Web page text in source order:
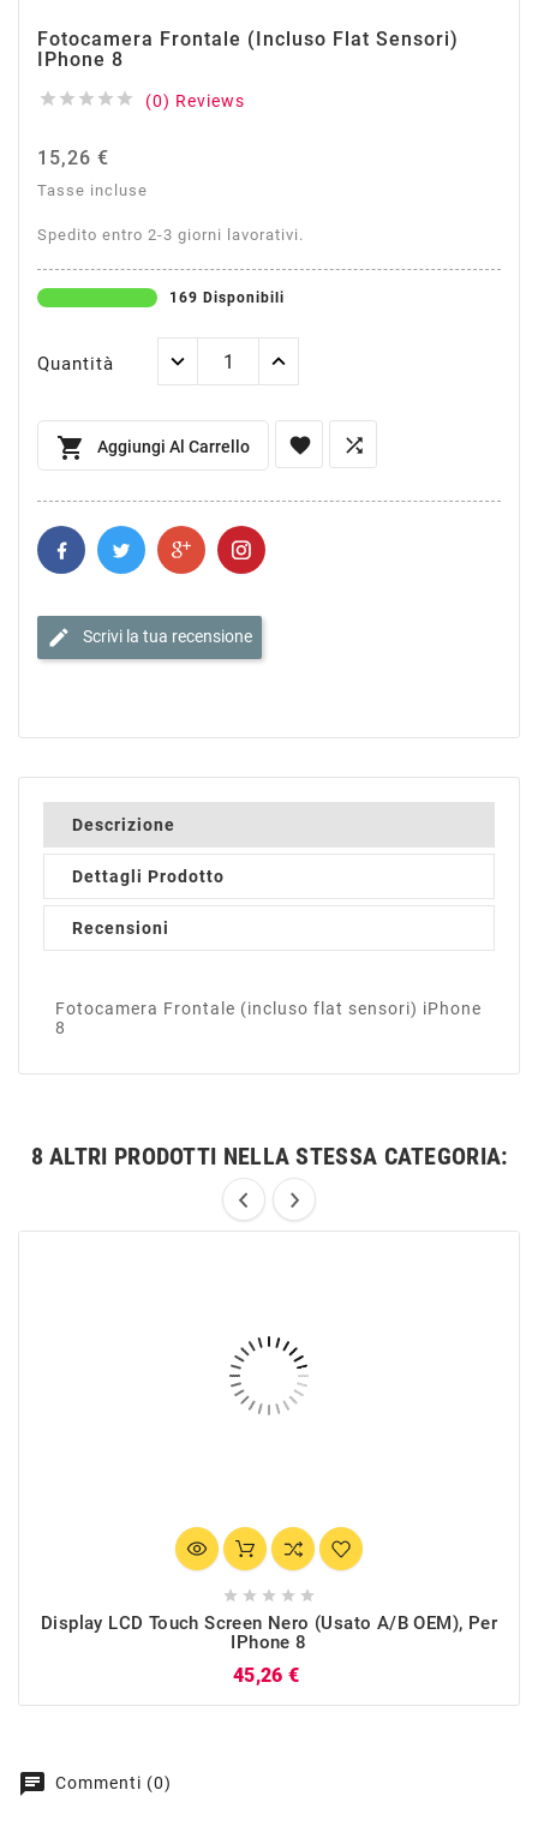
Fotocamera Frontale (incluso Flat Sensori)
IPhone 8
     (0) Reviews
15,26 €
Tasse incluse
Spedito entro 2-3 giorni lavorativi.
169 Disponibili
Quantità
 Aggiungi Al Carrello  
edit Scrivi la tua recensione
Descrizione
Dettagli Prodotto
Recensioni
Fotocamera Frontale (incluso flat sensori) iPhone
8
8 ALTRI PRODOTTI NELLA STESSA CATEGORIA:
    
Display LCD Touch Screen Nero (Usato A/B OEM), Per
IPhone 8
45,26 €
chat Commenti (0)